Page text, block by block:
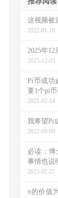
这视频被
2022-01-10
2025年12
2025-12-03
Pi币成功
要1个pi币
2021-02-14
我希望Pi
2022-09-09
必读：博
事情也说
2023-02-27
π的价值